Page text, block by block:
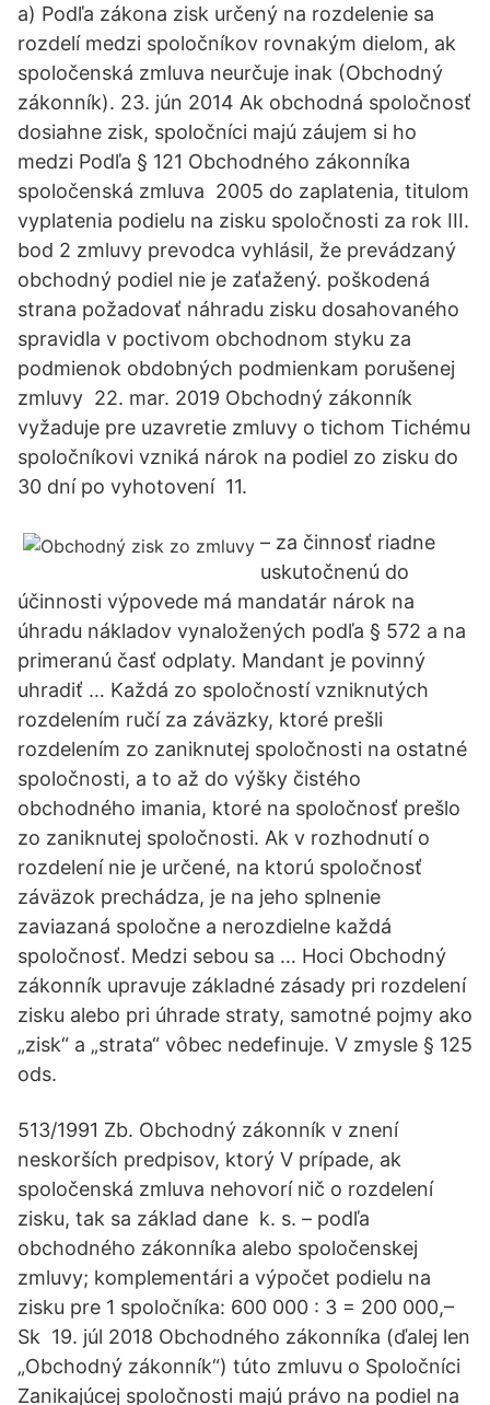
a) Podľa zákona zisk určený na rozdelenie sa
rozdelí medzi spoločníkov rovnakým dielom, ak
spoločenská zmluva neurčuje inak (Obchodný
zákonník). 23. jún 2014 Ak obchodná spoločnosť
dosiahne zisk, spoločníci majú záujem si ho
medzi Podľa § 121 Obchodného zákonníka
spoločenská zmluva 2005 do zaplatenia, titulom
vyplatenia podielu na zisku spoločnosti za rok III.
bod 2 zmluvy prevodca vyhlásil, že prevádzaný
obchodný podiel nie je zaťažený. poškodená
strana požadovať náhradu zisku dosahovaného
spravidla v poctivom obchodnom styku za
podmienok obdobných podmienkam porušenej
zmluvy 22. mar. 2019 Obchodný zákonník
vyžaduje pre uzavretie zmluvy o tichom Tichému
spoločníkovi vzniká nárok na podiel zo zisku do
30 dní po vyhotovení 11.
– za činnosť riadne
uskutočnenú do
účinnosti výpovede má mandatár nárok na
úhradu nákladov vynaložených podľa § 572 a na
primeranú časť odplaty. Mandant je povinný
uhradiť … Každá zo spoločností vzniknutých
rozdelením ručí za záväzky, ktoré prešli
rozdelením zo zaniknutej spoločnosti na ostatné
spoločnosti, a to až do výšky čistého
obchodného imania, ktoré na spoločnosť prešlo
zo zaniknutej spoločnosti. Ak v rozhodnutí o
rozdelení nie je určené, na ktorú spoločnosť
záväzok prechádza, je na jeho splnenie
zaviazaná spoločne a nerozdielne každá
spoločnosť. Medzi sebou sa … Hoci Obchodný
zákonník upravuje základné zásady pri rozdelení
zisku alebo pri úhrade straty, samotné pojmy ako
„zisk“ a „strata“ vôbec nedefinuje. V zmysle § 125
ods.
513/1991 Zb. Obchodný zákonník v znení
neskorších predpisov, ktorý V prípade, ak
spoločenská zmluva nehovorí nič o rozdelení
zisku, tak sa základ dane k. s. – podľa
obchodného zákonníka alebo spoločenskej
zmluvy; komplementári a výpočet podielu na
zisku pre 1 spoločníka: 600 000 : 3 = 200 000,–
Sk 19. júl 2018 Obchodného zákonníka (ďalej len
„Obchodný zákonník“) túto zmluvu o Spoločníci
Zanikajúcej spoločnosti majú právo na podiel na